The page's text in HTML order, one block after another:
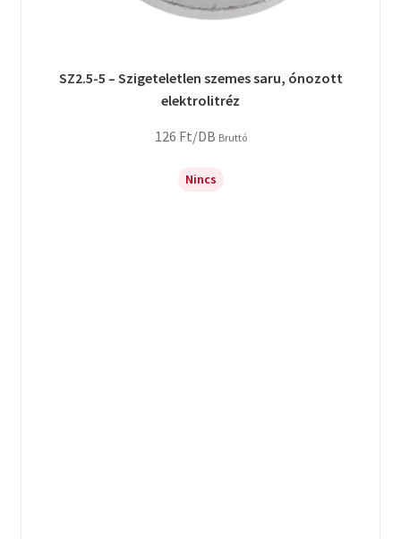
SZ2.5-5 – Szigeteletlen szemes saru, ónozott
elektrolitréz
126 Ft/DB Bruttó
Nincs